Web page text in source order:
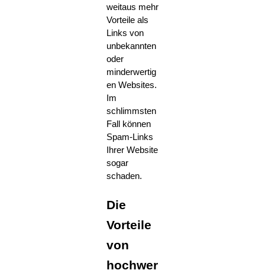
weitaus mehr
Vorteile als
Links von
unbekannten
oder
minderwertig
en Websites.
Im
schlimmsten
Fall können
Spam-Links
Ihrer Website
sogar
schaden.
Die
Vorteile
von
hochwer